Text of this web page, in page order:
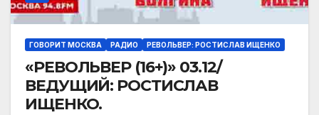
ГОВОРИТ МОСКВА РАДИО РЕВОЛЬВЕР: РОСТИСЛАВ ИЩЕНКО
«РЕВОЛЬВЕР (16+)» 03.12/
ВЕДУЩИЙ: РОСТИСЛАВ
ИЩЕНКО.